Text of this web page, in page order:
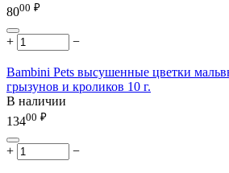
8000 ₽
+ −
Bambini Pets высушенные цветки
грызунов и кроликов 10 г.
В наличии
13400 ₽
+ −